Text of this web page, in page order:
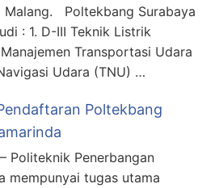
Malang. Poltekbang Surabaya
: 1. D-III Teknik Listrik
Transportasi Udara
Udara (TNU) …
Poltekbang
Politeknik Penerbangan
mempunyai tugas utama